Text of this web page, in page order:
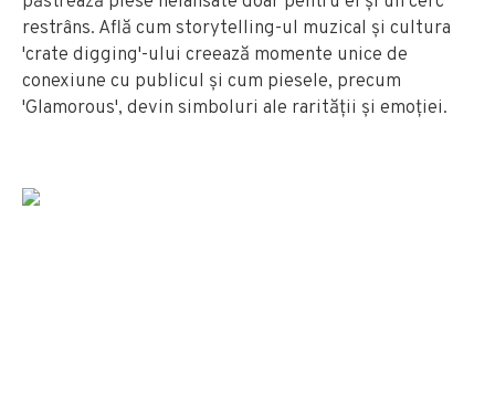
restrâns. Află cum storytelling-ul muzical și cultura
'crate digging'-ului creează momente unice de
conexiune cu publicul și cum piesele, precum
'Glamorous', devin simboluri ale rarității și emoției.